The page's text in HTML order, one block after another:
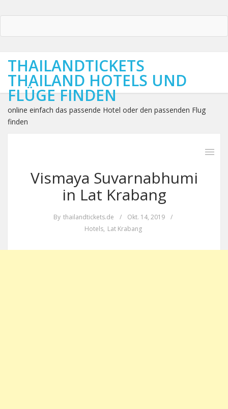
THAILANDTICKETS
THAILAND HOTELS UND
FLÜGE FINDEN
online einfach das passende Hotel oder den passenden Flug
finden
Vismaya Suvarnabhumi
in Lat Krabang
By thailandtickets.de / Okt. 14, 2019
/
Hotels, Lat Krabang